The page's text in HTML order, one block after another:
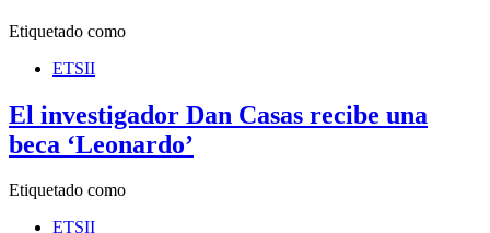
Etiquetado como
ETSII
El investigador Dan Casas recibe una
beca ‘Leonardo’
Etiquetado como
ETSII